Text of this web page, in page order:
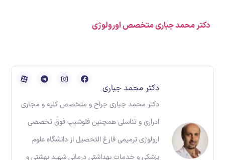
دکتر محمد جباری متخصص اورولوژی
دکتر محمد جباری
دکتر محمد جباری جراح و متخصص کلیه و مجاری
ادراری و تناسلی همچنین فلوشیپ فوق تخصصی
ارولوژی ترمیمی فارغ التحصیل از دانشگاه علوم
پزشکی و خدمات بهداشتی درمانی شهید بهشتی و